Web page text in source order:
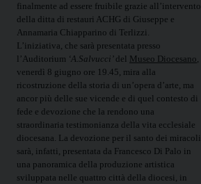
finalmente ad essere fruibile grazie all’intervento
della ditta di restauri ACHG di Giuseppe e
Annamaria Chiapparino di Terlizzi.
L’iniziativa, che sarà presentata presso
l’Auditorium ‘A.Salvucci’ del Museo Diocesano,
venerdì 8 giugno ore 19.45, mira alla
ricostruzione della storia di un’opera d’arte, ma
ancor più delle sue vicende e di quel contesto di
fede e devozione che la rendono una
straordinaria testimonianza della vita ecclesiale
diocesana. La devozione per il santo dei miracoli
sarà, infatti, presentata da Francesco Di Palo in
una panoramica della produzione artistica
sviluppata nelle quattro città della diocesi, in